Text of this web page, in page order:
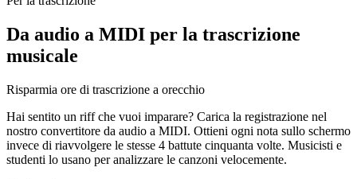
Da audio a MIDI per la trascrizione
musicale
Risparmia ore di trascrizione a orecchio
Hai sentito un riff che vuoi imparare? Carica la registrazione nel
nostro convertitore da audio a MIDI. Ottieni ogni nota sullo schermo
invece di riavvolgere le stesse 4 battute cinquanta volte. Musicisti e
studenti lo usano per analizzare le canzoni velocemente.